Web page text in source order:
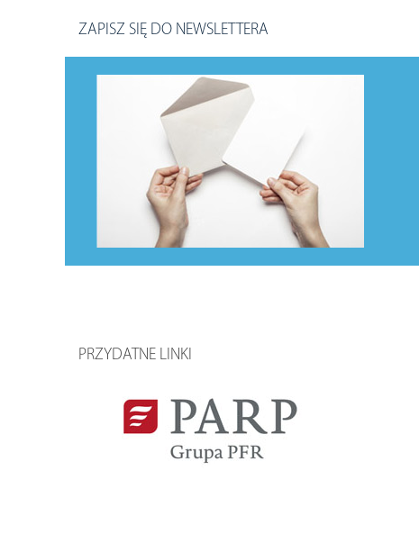
ZAPISZ SIĘ DO NEWSLETTERA
PRZYDATNE LINKI